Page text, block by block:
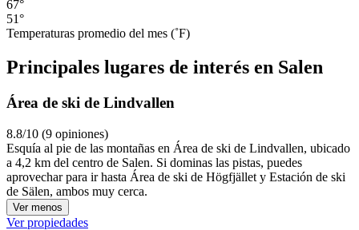
67°
51°
Temperaturas promedio del mes (˚F)
Principales lugares de interés en Salen
Área de ski de Lindvallen
8.8/10 (9 opiniones)
Esquía al pie de las montañas en Área de ski de Lindvallen, ubicado
a 4,2 km del centro de Salen. Si dominas las pistas, puedes
aprovechar para ir hasta Área de ski de Högfjället y Estación de ski
de Sälen, ambos muy cerca.
Ver menos
Ver propiedades